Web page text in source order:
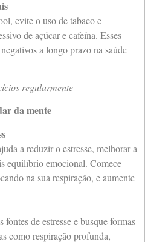
evite o uso de tabaco e
de açúcar e cafeína. Esses
a longo prazo na saúde
regularmente
da mente
a reduzir o estresse, melhorar a
equilíbrio emocional. Comece
na sua respiração, e aumente
de estresse e busque formas
como respiração profunda,